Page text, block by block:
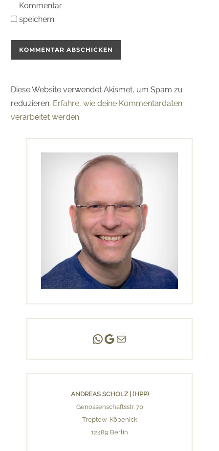
Kommentar
speichern.
Diese Website verwendet Akismet, um Spam zu
reduzieren. Erfahre, wie deine Kommentardaten
verarbeitet werden.
Andreas Scholz | (HPP)
Praxis Adlershof
E-Mail an mich ...
ANDREAS SCHOLZ | (HPP)
Genossenschaftsstr. 70
Treptow-Köpenick
12489 Berlin